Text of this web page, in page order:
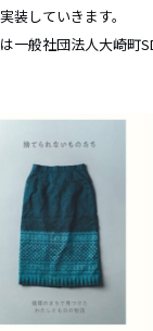
装していきます。
一般社団法人大崎町